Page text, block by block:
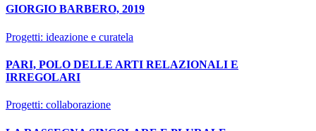
GIORGIO BARBERO, 2019
Progetti: ideazione e curatela
PARI, POLO DELLE ARTI RELAZIONALI E
IRREGOLARI
Progetti: collaborazione